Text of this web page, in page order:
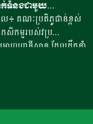
ាប​ បានឱ្យដឹង​ថា មុខរបរ
អាកោត្នោត​លក់ជូនប្រជា
ដ្ឋនិងភ្ញៀវទេសចរណ៍
ជាតិ​ ក្នុងពេលសព្វថ្ងៃនេះ
ក់ទំនងជាមួយ
េសម៉ុលដូវ៉ា ដើម្បីជំរុញ
ហប្រតិបត្តិការផ្នែក
ាសាស្ត្រ និងកសិកម្ម
ល៖ គណៈប្រតិភូជាន់ខ្ពស់
កសិកម្មរបស់វប្រ
ាហ្វហ្គានីស្ថាន ដែលដឹកនាំ